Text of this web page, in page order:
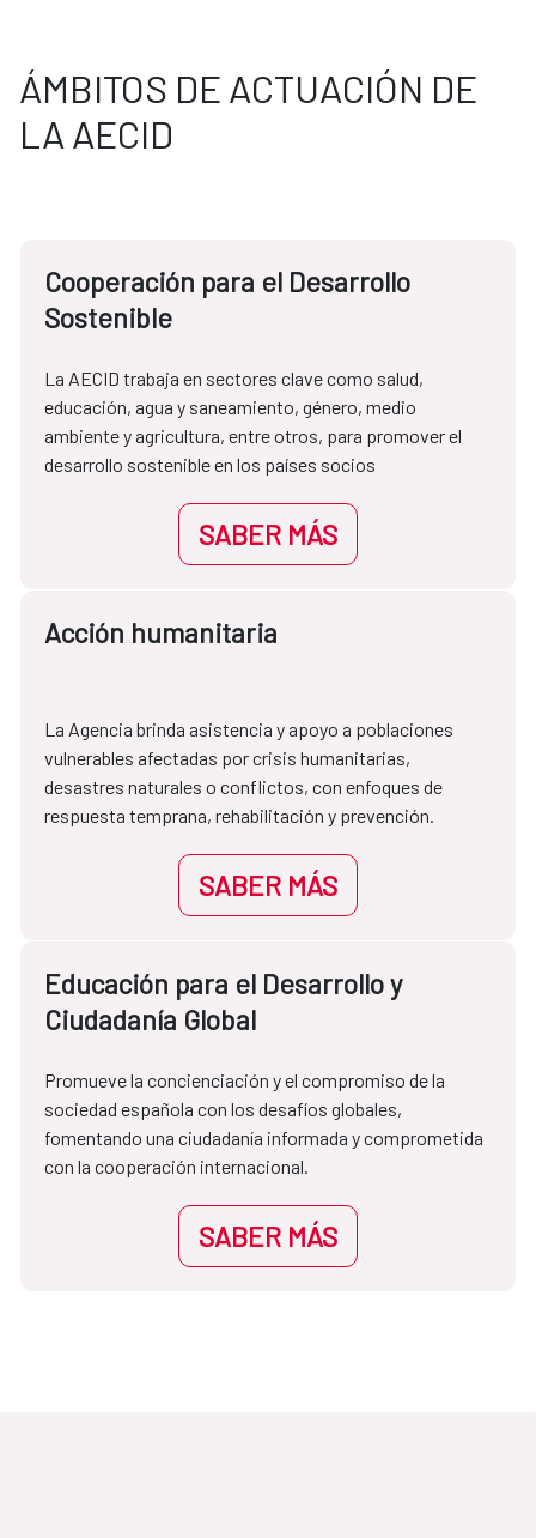
ÁMBITOS DE ACTUACIÓN DE
LA AECID
Cooperación para el Desarrollo
Sostenible
La AECID trabaja en sectores clave como salud,
educación, agua y saneamiento, género, medio
ambiente y agricultura, entre otros, para promover el
desarrollo sostenible en los países socios
SABER MÁS
Acción humanitaria
La Agencia brinda asistencia y apoyo a poblaciones
vulnerables afectadas por crisis humanitarias,
desastres naturales o conflictos, con enfoques de
respuesta temprana, rehabilitación y prevención.
SABER MÁS
Educación para el Desarrollo y
Ciudadanía Global
Promueve la concienciación y el compromiso de la
sociedad española con los desafíos globales,
fomentando una ciudadanía informada y comprometida
con la cooperación internacional.
SABER MÁS